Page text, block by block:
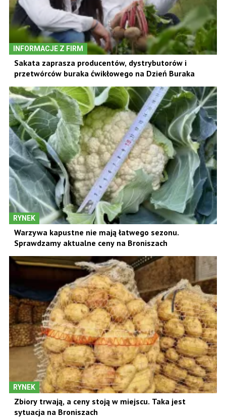
INFORMACJE Z FIRM
Sakata zaprasza producentów, dystrybutorów i
przetwórców buraka ćwikłowego na Dzień Buraka
RYNEK
Warzywa kapustne nie mają łatwego sezonu.
Sprawdzamy aktualne ceny na Broniszach
RYNEK
Zbiory trwają, a ceny stoją w miejscu. Taka jest
sytuacja na Broniszach